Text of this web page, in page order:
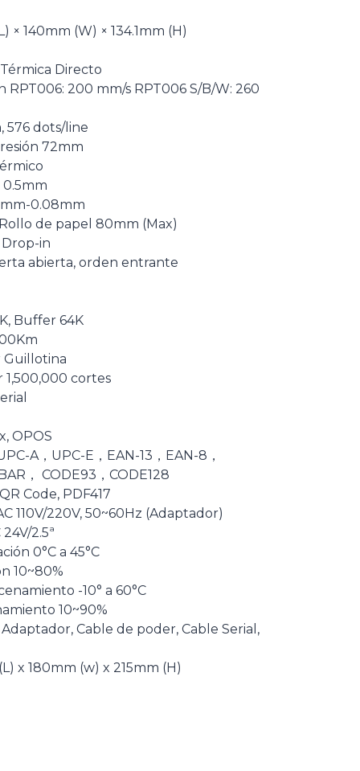
× 140mm (W) × 134.1mm (H)
Directo
RPT006: 200 mm/s RPT006 S/B/W: 260
576 dots/line
72mm
0.08mm
de papel 80mm (Max)
in
abierta, orden entrante
Buffer 64K
Guillotina
cortes
OPOS
A，UPC-E，EAN-13，EAN-8，
， CODE93，CODE128
Code, PDF417
110V/220V, 50~60Hz (Adaptador)
2.5ª
0°C a 45°C
10~80%
-10° a 60°C
10~90%
Cable de poder, Cable Serial,
x 180mm (w) x 215mm (H)